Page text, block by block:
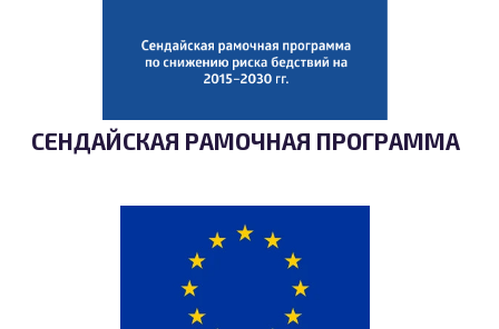
СЕНДАЙСКАЯ РАМОЧНАЯ ПРОГРАММА